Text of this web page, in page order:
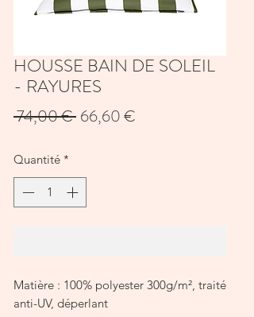
HOUSSE BAIN DE SOLEIL
- RAYURES
74,00 € Prix
66,60 €
Quantité *
Matière : 100% polyester 300g/m², traité
anti-UV, déperlant